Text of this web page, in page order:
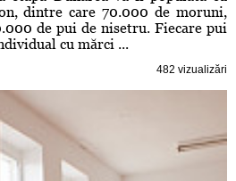
dintre care 70.000 de moruni,
de pui de nisetru. Fiecare pui
cu mărci ...
482 vizualizări